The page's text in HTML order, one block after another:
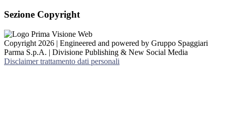
Sezione Copyright
Copyright 2026 | Engineered and powered by Gruppo Spaggiari
Parma S.p.A. | Divisione Publishing & New Social Media
Disclaimer trattamento dati personali